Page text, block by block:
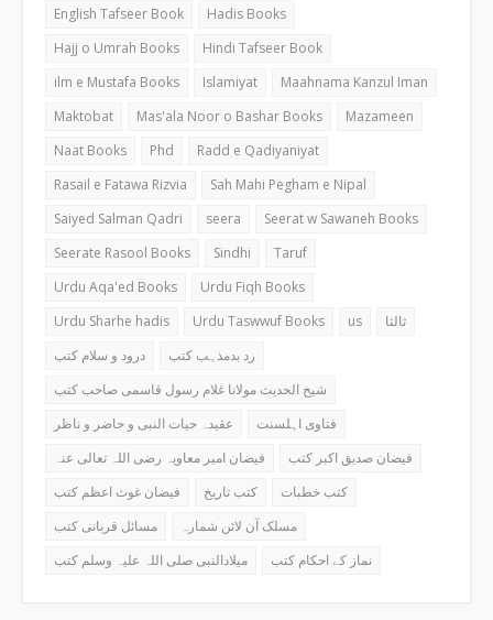
English Tafseer Book
Hadis Books
Hajj o Umrah Books
Hindi Tafseer Book
ilm e Mustafa Books
Islamiyat
Maahnama Kanzul Iman
Maktobat
Mas'ala Noor o Bashar Books
Mazameen
Naat Books
Phd
Radd e Qadiyaniyat
Rasail e Fatawa Rizvia
Sah Mahi Pegham e Nipal
Saiyed Salman Qadri
seera
Seerat w Sawaneh Books
Seerate Rasool Books
Sindhi
Taruf
Urdu Aqa'ed Books
Urdu Fiqh Books
Urdu Sharhe hadis
Urdu Taswwuf Books us
ثالثا
درود و سلام کتب
رد بدمذہب کتب
شیخ الحدیث مولانا غلام رسول قاسمی صاحب کتب
عقیدہ حیات النبی و حاضر و ناظر
فتاوی اہلسنت
فیضان امیر معاویہ رضی اللہ تعالی عنہ
فیضان صدیق اکبر کتب
فیضان غوث اعظم کتب
کتب تاریخ
کتب خطبات
مسائل قربانی کتب
مسلک آن لائن شمارہ
میلادالنبی صلی اللہ علیہ وسلم کتب
نماز کے احکام کتب